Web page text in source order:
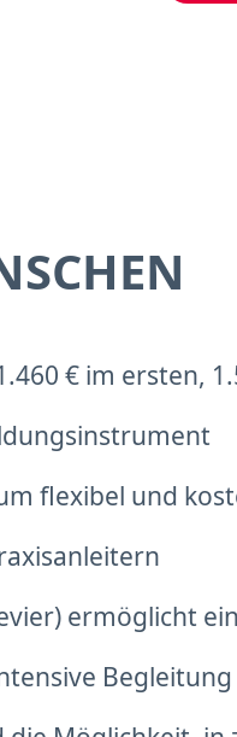
€ im ersten,
flexibel und
ermöglicht